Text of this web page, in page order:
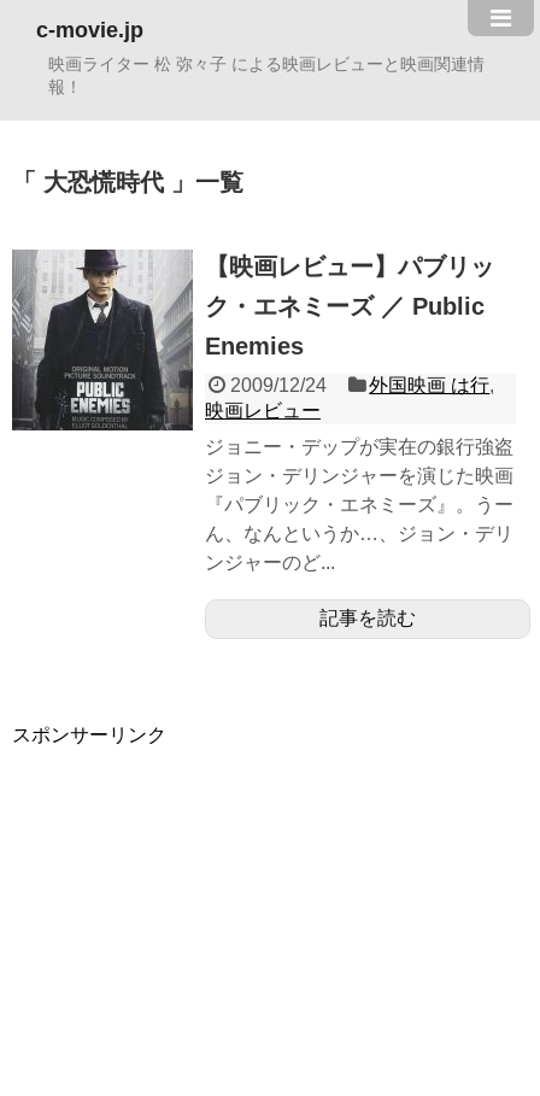
c-movie.jp
映画ライター 松 弥々子 による映画レビューと映画関連情
報！
大恐慌時代 一覧
【映画レビュー】パブリッ
ク・エネミーズ ／ Public
Enemies
2009/12/24 外国映画 は行,
映画レビュー
ジョニー・デップが実在の銀行強盗
ジョン・デリンジャーを演じた映画
『パブリック・エネミーズ』。うー
ん、なんというか…、ジョン・デリ
ンジャーのど...
記事を読む
スポンサーリンク